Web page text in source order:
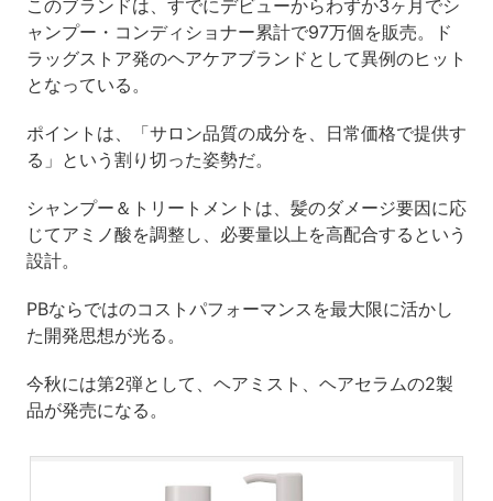
このブランドは、すでにデビューからわずか3ヶ月でシ
ャンプー・コンディショナー累計で97万個を販売。ド
ラッグストア発のヘアケアブランドとして異例のヒット
となっている。
ポイントは、「サロン品質の成分を、日常価格で提供す
る」という割り切った姿勢だ。
シャンプー＆トリートメントは、髪のダメージ要因に応
じてアミノ酸を調整し、必要量以上を高配合するという
設計。
PBならではのコストパフォーマンスを最大限に活かし
た開発思想が光る。
今秋には第2弾として、ヘアミスト、ヘアセラムの2製
品が発売になる。